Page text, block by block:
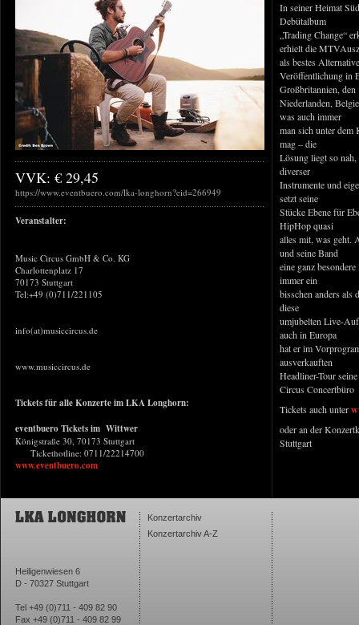
VVK: € 29,45
https://www.eventbuero.com/lka-longhorn?eid=266949
Veranstalter:
Music Circus GmbH & Co. KG
Charlottenplatz 17
70173 Stuttgart
Tel:+49 (0)711/221105
info(at)musiccircus.de
www.musiccircus.de
Tickets für alle Konzerte im LKA Longhorn:
eventbuero Tickets im Wittwer
Königstraße 30, 70173 Stuttgart
Tickethotline: 0711/22214700
www.eventbuero.com
In seiner Heimat
Debütalbum
„Trading Change“
erhielt die
als bestes
Veröffentlichung in
Großbritannien, den
Niederlanden,
was auch immer
man sich unter
mag – die
Lösung liegt so
diverser
Instrumente und
setzt seine
Stücke Ebene für
HipHop quasi
alles mit, was geht.
und seine Band
eine ganz
immer ein
bisschen anders als
diese
umjubelten Live-
auch in Europa
hat er im
ausverkauften
Headliner-Tour
Circus Concertbüro
Tickets auch unter
oder an der
Stuttgart
Heiligenwiesen 6
D - 70327 Stuttgart
Tel +49 (0)711 - 409 82 90
Fax +49 (0)711 - 409 82 99
Konzertarchiv
Konzertarchiv A-Z